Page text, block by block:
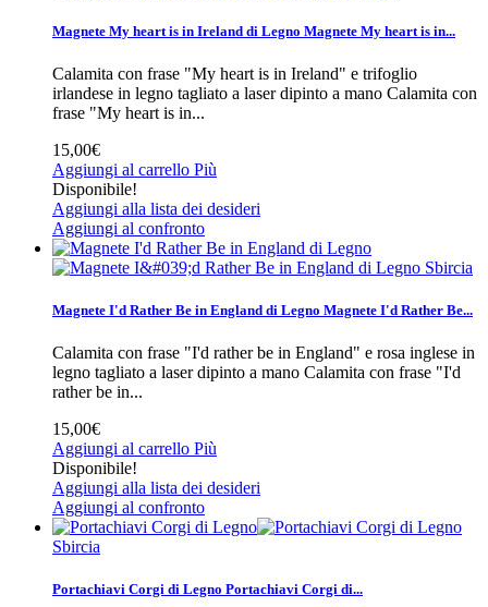
Magnete My heart is in Ireland di Legno Magnete My heart is in...
Calamita con frase "My heart is in Ireland" e trifoglio
irlandese in legno tagliato a laser dipinto a mano Calamita con
frase "My heart is in...
15,00€
Aggiungi al carrello Più
Disponibile!
Aggiungi alla lista dei desideri
Aggiungi al confronto
Sbircia
Magnete I'd Rather Be in England di Legno Magnete I'd Rather Be...
Calamita con frase "I'd rather be in England" e rosa inglese in
legno tagliato a laser dipinto a mano Calamita con frase "I'd
rather be in...
15,00€
Aggiungi al carrello Più
Disponibile!
Aggiungi alla lista dei desideri
Aggiungi al confronto
Sbircia
Portachiavi Corgi di Legno Portachiavi Corgi di...